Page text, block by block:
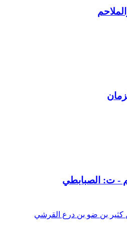
- ت: الصبابطي
كثير بن ضو بن درع القرشي
عماد الدين